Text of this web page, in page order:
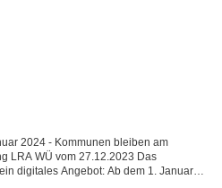
2024 - Kommunen bleiben am
LRA WÜ vom 27.12.2023 Das
digitales Angebot: Ab dem 1. Januar